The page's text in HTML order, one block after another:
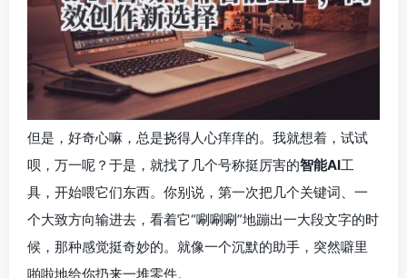
但是，好奇心嘛，总是挠得人心痒痒的。我就想着，试试
呗，万一呢？于是，就找了几个号称挺厉害的智能AI工
具，开始喂它们东西。你别说，第一次把几个关键词、一
个大致方向输进去，看着它“唰唰唰”地蹦出一大段文字的时
候，那种感觉挺奇妙的。就像一个沉默的助手，突然噼里
啪啦地给你扔来一堆零件。